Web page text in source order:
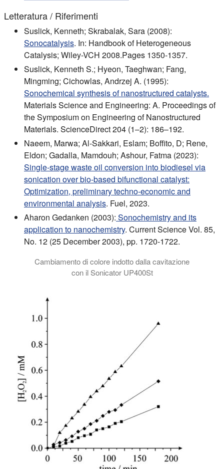
Letteratura / Riferimenti
Suslick, Kenneth; Skrabalak, Sara (2008):
Sonocatalysis. In: Handbook of Heterogeneous
Catalysis; Wiley-VCH 2008.Pages 1350-1357.
Suslick, Kenneth S.; Hyeon, Taeghwan; Fang,
Mingming; Cichowlas, Andrzej A. (1995):
Sonochemical synthesis of nanostructured catalysts.
Materials Science and Engineering: A. Proceedings of
the Symposium on Engineering of Nanostructured
Materials. ScienceDirect 204 (1–2): 186–192.
Naeem, Marwa; Al-Sakkari, Eslam; Boffito, D; Rene,
Eldon; Gadalla, Mamdouh; Ashour, Fatma (2023):
Single-stage waste oil conversion into biodiesel via
sonication over bio-based bifunctional catalyst:
Optimization, preliminary techno-economic and
environmental analysis. Fuel, 2023.
Aharon Gedanken (2003): Sonochemistry and its
application to nanochemistry. Current Science Vol. 85,
No. 12 (25 December 2003), pp. 1720-1722.
Cambiamento di colore indotto dalla cavitazione
con il Sonicator UP400St